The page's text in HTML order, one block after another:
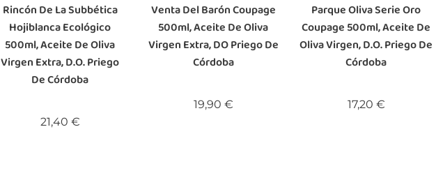
Rincón De La Subbética
Hojiblanca Ecológico
500ml, Aceite De Oliva
Virgen Extra, D.O. Priego
De Córdoba
21,40 €Precio
Venta Del Barón Coupage
500ml, Aceite De Oliva
Virgen Extra, DO Priego De
Córdoba
19,90 €Precio
Parque Oliva Serie Oro
Coupage 500ml, Aceite De
Oliva Virgen, D.O. Priego De
Córdoba
17,20 €Precio